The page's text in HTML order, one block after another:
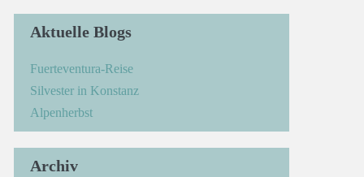
Aktuelle Blogs
Fuerteventura-Reise
Silvester in Konstanz
Alpenherbst
Archiv